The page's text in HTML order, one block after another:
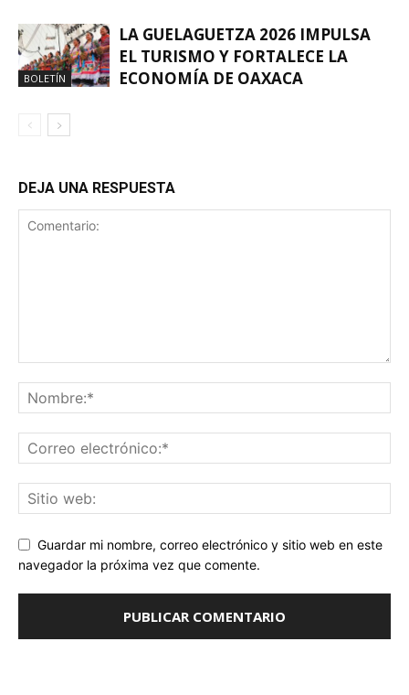
BOLETÍN
LA GUELAGUETZA 2026 IMPULSA
EL TURISMO Y FORTALECE LA
ECONOMÍA DE OAXACA
DEJA UNA RESPUESTA
Guardar mi nombre, correo electrónico y sitio web en este
navegador la próxima vez que comente.